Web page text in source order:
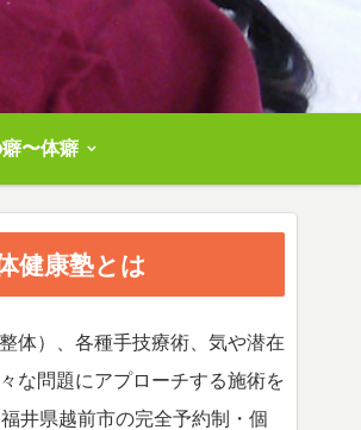
〜体癖
健康塾とは
体）、各種手技療術、気や潜在
な問題にアプローチする施術を
井県越前市の完全予約制・個